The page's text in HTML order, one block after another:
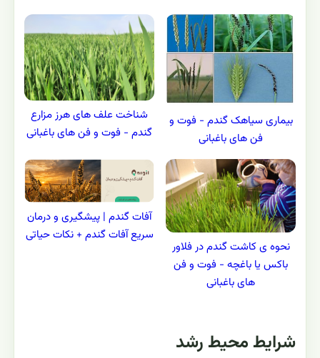
بیماری سیاهک گندم - فوت و
فن های باغبانی
شناخت علف های هرز مزارع
گندم - فوت و فن های باغبانی
نحوه ی کاشت گندم در فلاور
باکس یا باغچه - فوت و فن
های باغبانی
آفات گندم | پیشگیری و درمان
سریع آفات گندم + نکات حیاتی
شرایط محیط رشد